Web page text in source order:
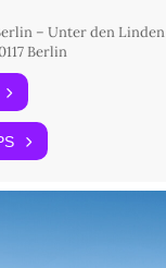
– Unter den Linden
Berlin